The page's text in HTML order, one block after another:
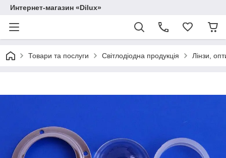
Интернет-магазин «Dilux»
Товари та послуги Світлодіодна продукція Лінзи,